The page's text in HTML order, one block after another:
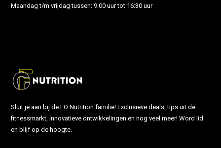
Maandag t/m vrijdag tussen: 9:00 uur tot 16:30 uur
Sluit je aan bij de FO Nutrition familie! Exclusieve deals, tips uit de
fitnessmarkt, innovatieve ontwikkelingen en nog veel meer! Word lid
en blijf op de hoogte.